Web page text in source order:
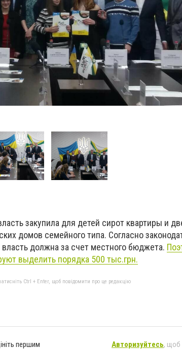
закупила для детей сирот квартиры и
домов семейного типа. Согласно
должна за счет местного бюджета.
выделить порядка 500 тыс.грн.
Ctrl + Enter, щоб повідомити про це редакцію
першим Авторизуйтесь, щоб